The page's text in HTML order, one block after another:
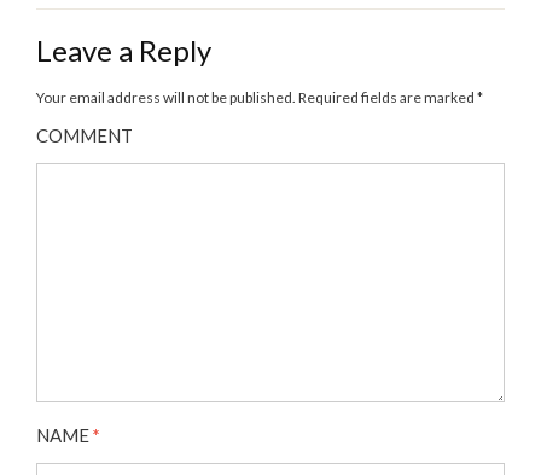
Leave a Reply
Your email address will not be published. Required fields are marked *
COMMENT
NAME*